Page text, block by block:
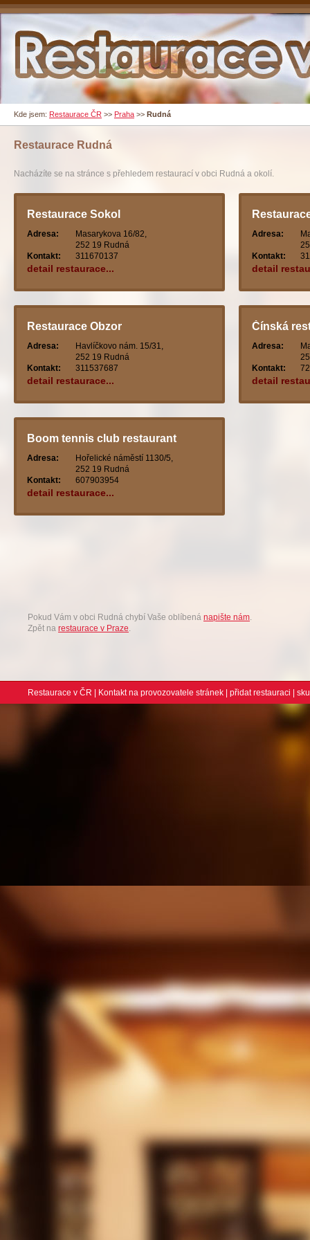
Kde jsem: Restaurace ČR >> Praha >> Rudná
Restaurace Rudná
Nacházíte se na stránce s přehledem restaurací v obci Rudná a okolí.
Restaurace Sokol
Adresa:
Masarykova 16/82,
252 19 Rudná
Kontakt:
311670137
detail restaurace...
Adresa:
Kontakt:
detail
Restaurace Obzor
Adresa:
Havlíčkovo nám. 15/31,
252 19 Rudná
Kontakt:
311537687
detail restaurace...
Čínská
Adresa:
Kontakt:
detail
Boom tennis club restaurant
Adresa:
Hořelické náměstí 1130/5,
252 19 Rudná
Kontakt:
607903954
detail restaurace...
Pokud Vám v obci Rudná chybí Vaše oblíbená napište nám.
Zpět na restaurace v Praze.
Restaurace v ČR Kontakt na provozovatele stránek přidat restauraci |